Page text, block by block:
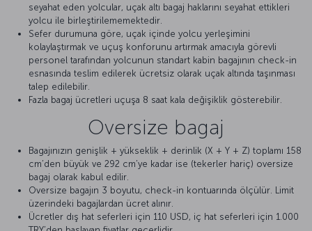
seyahat eden yolcular, uçak altı bagaj haklarını seyahat ettikleri
yolcu ile birleştirilememektedir.
Sefer durumuna göre, uçak içinde yolcu yerleşimini
kolaylaştırmak ve uçuş konforunu artırmak amacıyla görevli
personel tarafından yolcunun standart kabin bagajının check-in
esnasında teslim edilerek ücretsiz olarak uçak altında taşınması
talep edilebilir.
Fazla bagaj ücretleri uçuşa 8 saat kala değişiklik gösterebilir.
Oversize bagaj
Bagajınızın genişlik + yükseklik + derinlik (X + Y + Z) toplamı 158
cm’den büyük ve 292 cm’ye kadar ise (tekerler hariç) oversize
bagaj olarak kabul edilir.
Oversize bagajın 3 boyutu, check-in kontuarında ölçülür. Limit
üzerindeki bagajlardan ücret alınır.
Ücretler dış hat seferleri için 110 USD, iç hat seferleri için 1.000